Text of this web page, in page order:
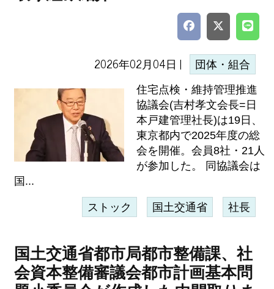
2026年02月04日 | 団体・組合
住宅点検・維持管理推進
協議会(吉村孝文会長=日
本戸建管理社長)は19日、
東京都内で2025年度の総
会を開催。会員8社・21人
が参加した。 同協議会は
国...
ストック 国土交通省 社長
国土交通省都市局都市整備課、社
会資本整備審議会都市計画基本問